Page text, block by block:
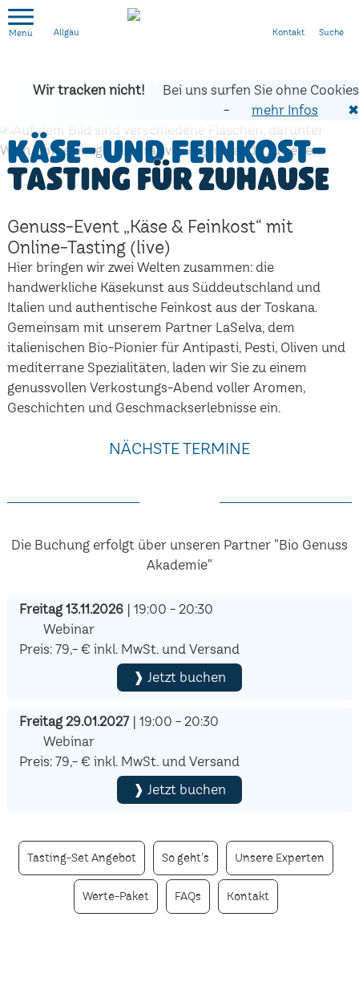
Allgäu
Wir tracken nicht!
Bei uns surfen Sie ohne Cookies
-
mehr Infos ✖
Käse- und Feinkost-
Tasting für zuhause
Genuss-Event „Käse & Feinkost“ mit
Online-Tasting (live)
Hier bringen wir zwei Welten zusammen: die
handwerkliche Käsekunst aus Süddeutschland und
Italien und authentische Feinkost aus der Toskana.
Gemeinsam mit unserem Partner LaSelva, dem
italienischen Bio-Pionier für Antipasti, Pesti, Oliven und
mediterrane Spezialitäten, laden wir Sie zu einem
genussvollen Verkostungs-Abend voller Aromen,
Geschichten und Geschmackserlebnisse ein.
NÄCHSTE TERMINE
Die Buchung erfolgt über unseren Partner "Bio Genuss
Akademie"
Freitag 13.11.2026| 19:00 - 20:30
Webinar
Preis: 79,- € inkl. MwSt. und Versand
❱ Jetzt buchen
Freitag 29.01.2027| 19:00 - 20:30
Webinar
Preis: 79,- € inkl. MwSt. und Versand
❱ Jetzt buchen
Tasting-Set Angebot So geht's Unsere Experten
Werte-Paket FAQs Kontakt